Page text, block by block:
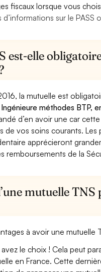
fiscaux lorsque vous
sur le PASS
est-elle
la mutuelle est
méthodes BTP,
d’en avoir une car
de vos soins courants.
apprécieront
remboursements de la
mutuelle
à avoir une
le choix ! Cela peut
en France. Cette